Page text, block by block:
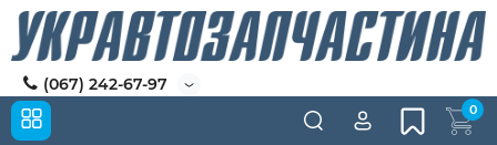
(067) 242-67-97
0